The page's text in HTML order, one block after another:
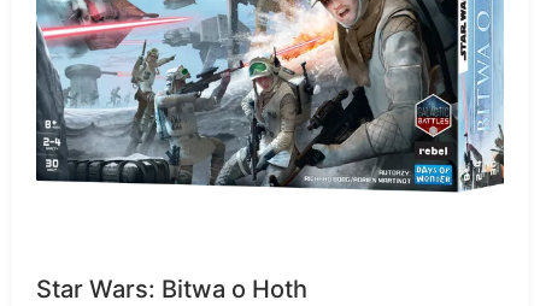
Star Wars: Bitwa o Hoth